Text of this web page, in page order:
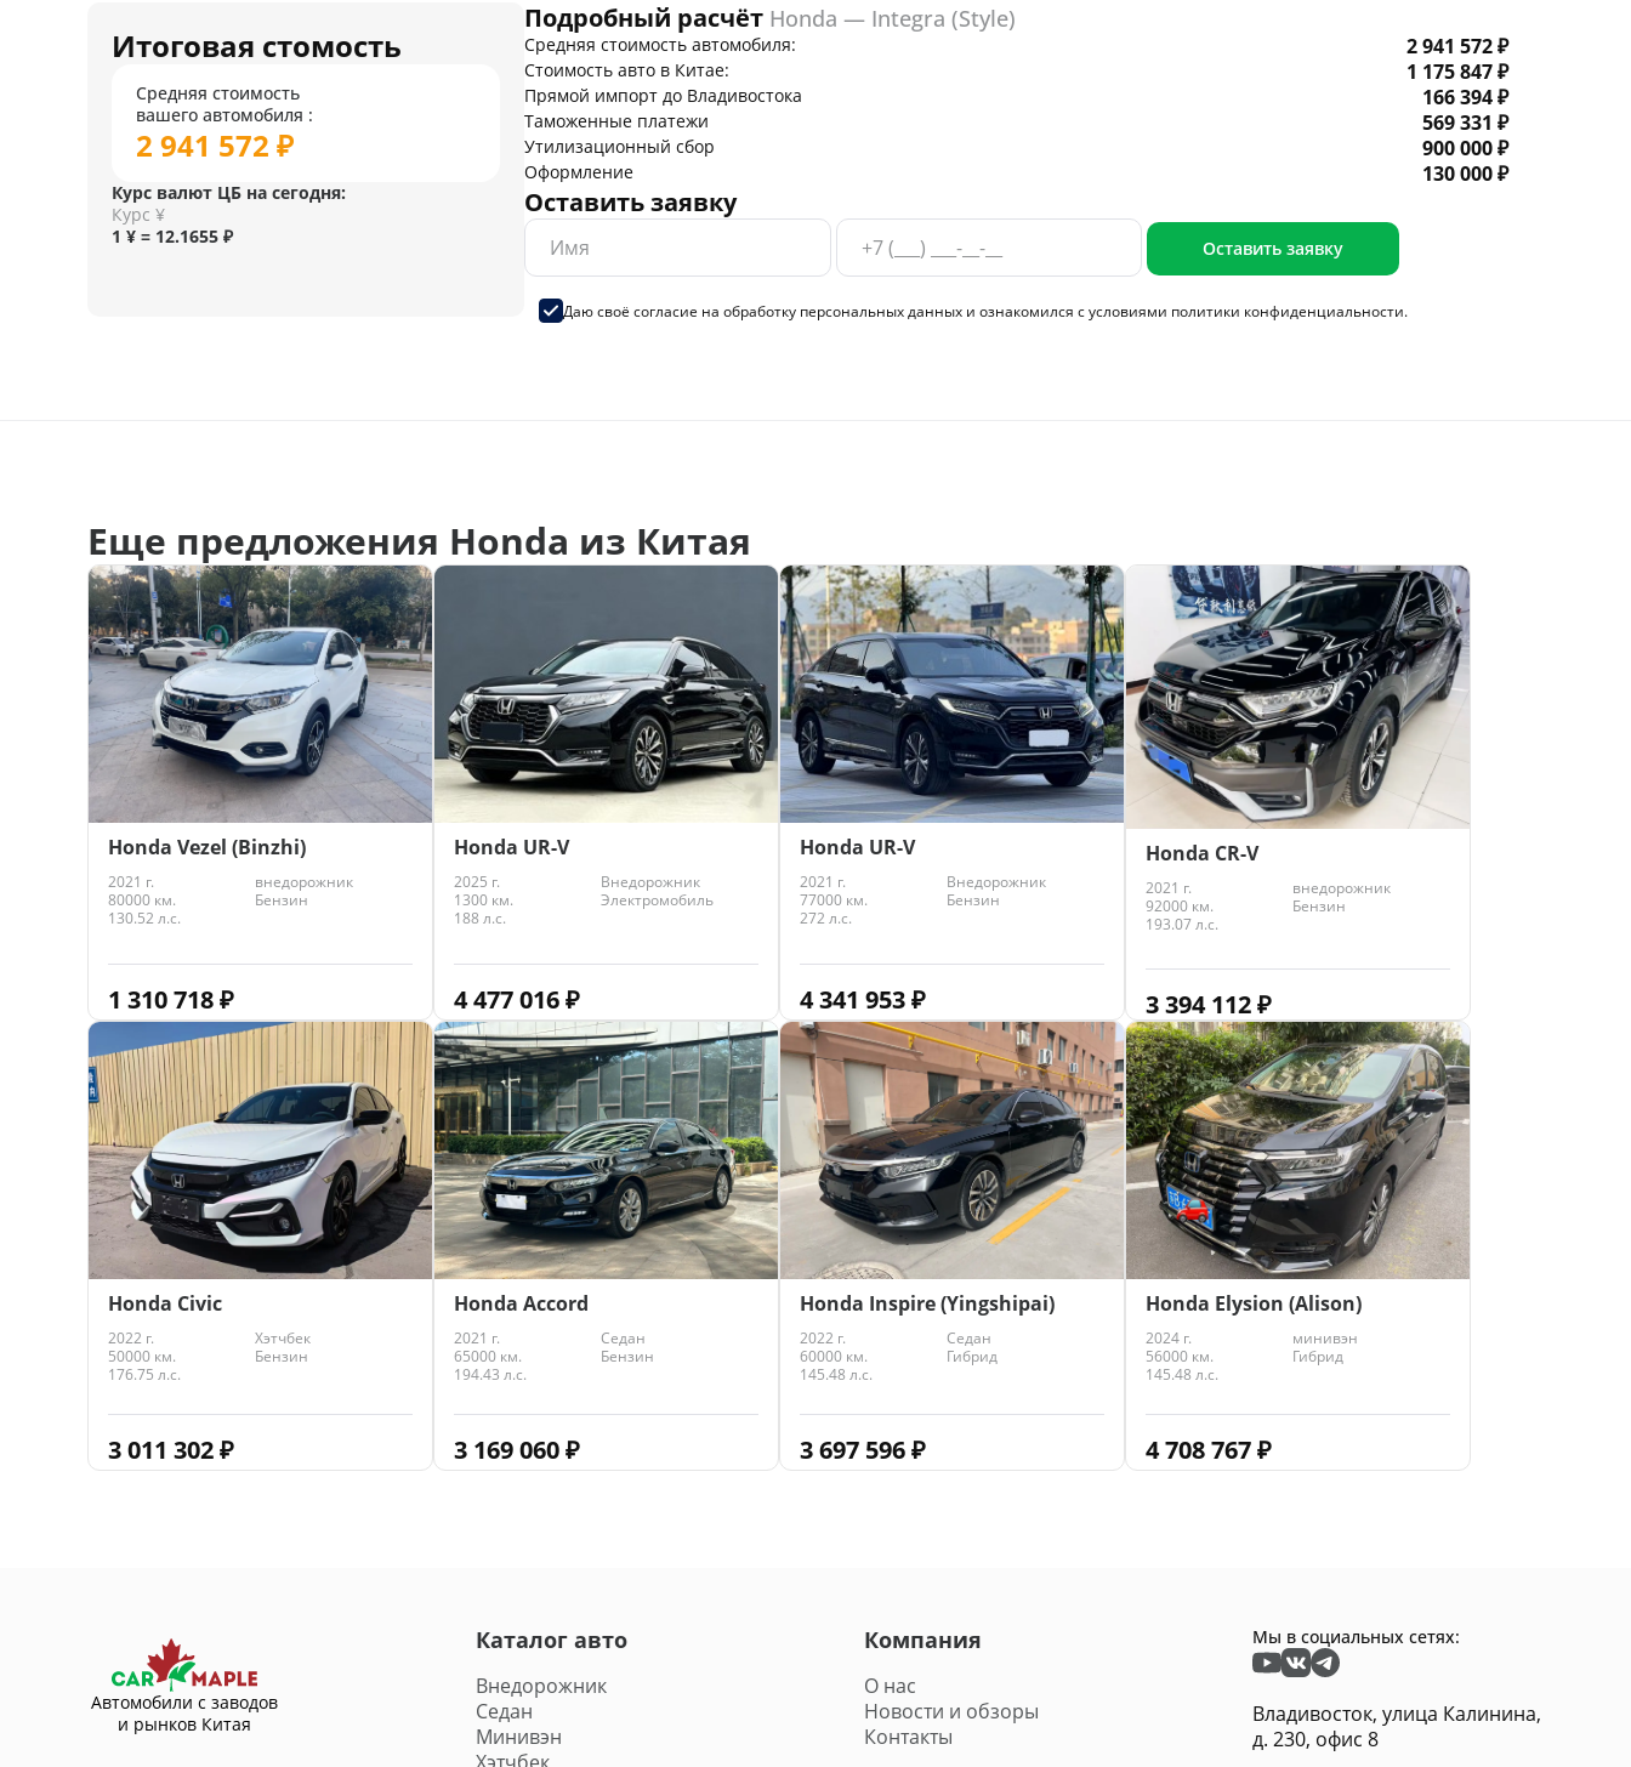
Итоговая стомость
Средняя стоимость
вашего автомобиля :
2 941 572 ₽
Курс валют ЦБ на сегодня:
Курс ¥
1 ¥ = 12.1655 ₽
Подробный расчёт Honda — Integra (Style)
Средняя стоимость автомобиля: 2 941 572 ₽
Стоимость авто в Китае: 1 175 847 ₽
Прямой импорт до Владивостока 166 394 ₽
Таможенные платежи 569 331 ₽
Утилизационный сбор 900 000 ₽
Оформление 130 000 ₽
Оставить заявку
Оставить заявку
Даю своё согласие на обработку персональных данных и ознакомился с условиями политики конфиденциальности.
Еще предложения Honda из Китая
Honda Vezel (Binzhi)
2021 г.
внедорожник
80000 км.
Бензин
130.52 л.с.
1 310 718₽
Honda UR-V
2025 г.
Внедорожник
1300 км.
Электромобиль
188 л.с.
4 477 016₽
Honda UR-V
2021 г.
Внедорожник
77000 км.
Бензин
272 л.с.
4 341 953₽
Honda CR-V
2021 г.
внедорожник
92000 км.
Бензин
193.07 л.с.
3 394 112₽
Honda Civic
2022 г.
Хэтчбек
50000 км.
Бензин
176.75 л.с.
3 011 302₽
Honda Accord
2021 г.
Седан
65000 км.
Бензин
194.43 л.с.
3 169 060₽
Honda Inspire (Yingshipai)
2022 г.
Седан
60000 км.
Гибрид
145.48 л.с.
3 697 596₽
Honda Elysion (Alison)
2024 г.
минивэн
56000 км.
Гибрид
145.48 л.с.
4 708 767₽
Автомобили с заводов
и рынков Китая
Каталог авто
Внедорожник
Седан
Минивэн
Компания
О нас
Новости и обзоры
Контакты
Мы в социальных сетях:
Владивосток, улица Калинина,
д. 230, офис 8